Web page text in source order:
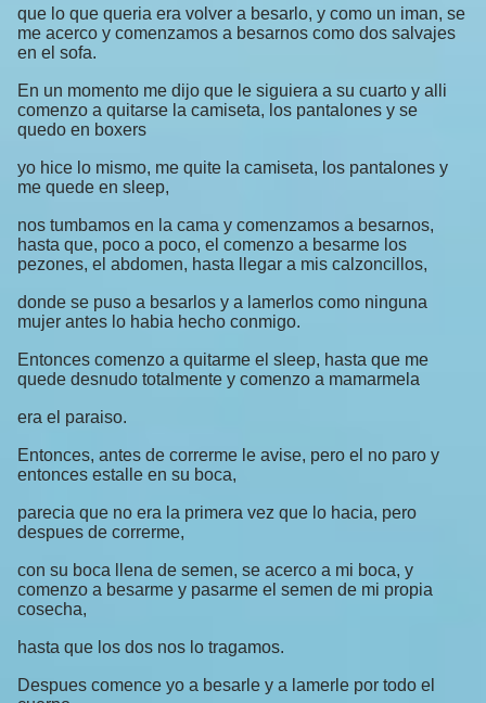
que lo que queria era volver a besarlo, y como un iman, se
me acerco y comenzamos a besarnos como dos salvajes
en el sofa.
En un momento me dijo que le siguiera a su cuarto y alli
comenzo a quitarse la camiseta, los pantalones y se
quedo en boxers
yo hice lo mismo, me quite la camiseta, los pantalones y
me quede en sleep,
nos tumbamos en la cama y comenzamos a besarnos,
hasta que, poco a poco, el comenzo a besarme los
pezones, el abdomen, hasta llegar a mis calzoncillos,
donde se puso a besarlos y a lamerlos como ninguna
mujer antes lo habia hecho conmigo.
Entonces comenzo a quitarme el sleep, hasta que me
quede desnudo totalmente y comenzo a mamarmela
era el paraiso.
Entonces, antes de correrme le avise, pero el no paro y
entonces estalle en su boca,
parecia que no era la primera vez que lo hacia, pero
despues de correrme,
con su boca llena de semen, se acerco a mi boca, y
comenzo a besarme y pasarme el semen de mi propia
cosecha,
hasta que los dos nos lo tragamos.
Despues comence yo a besarle y a lamerle por todo el